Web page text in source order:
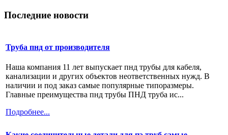
Последние новости
Труба пнд от производителя
Наша компания 11 лет выпускает пнд трубы для кабеля,
канализации и других объектов неответственных нужд. В
наличии и под заказ самые популярные типоразмеры.
Главные преимущества пнд трубы ПНД труба ис...
Подробнее...